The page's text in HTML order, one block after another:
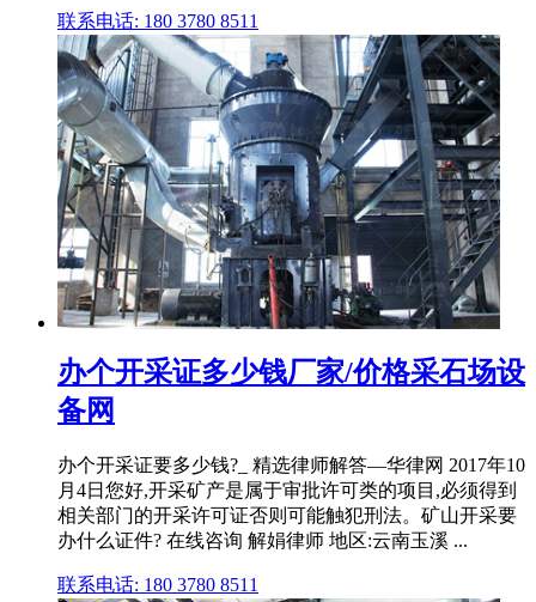
联系电话: 180 3780 8511
办个开采证多少钱厂家/价格采石场设
备网
办个开采证要多少钱?_ 精选律师解答—华律网 2017年10
月4日您好,开采矿产是属于审批许可类的项目,必须得到
相关部门的开采许可证否则可能触犯刑法。矿山开采要
办什么证件? 在线咨询 解娟律师 地区:云南玉溪 ...
联系电话: 180 3780 8511